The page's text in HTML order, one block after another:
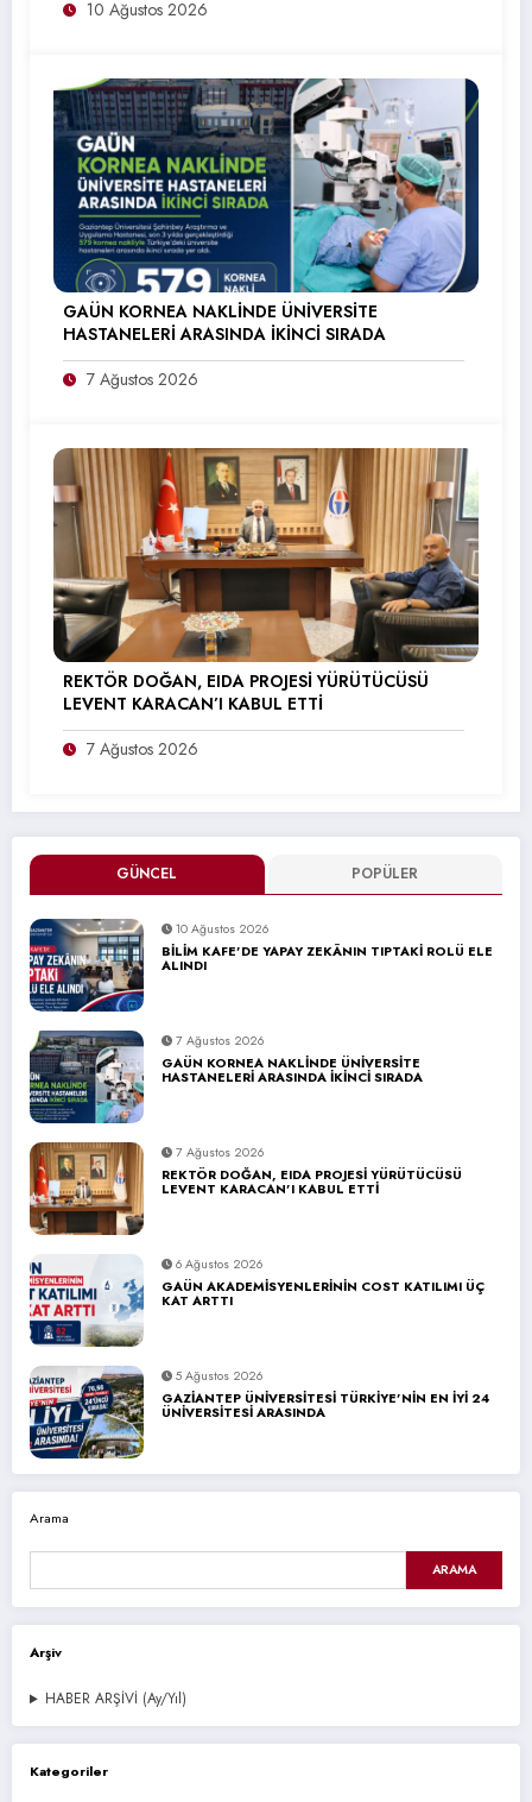
GÜNCEL POPÜLER
10 Ağustos 2026
BİLİM KAFE’DE YAPAY ZEKÂNIN TIPTAKİ ROLÜ ELE
ALINDI
7 Ağustos 2026
GAÜN KORNEA NAKLİNDE ÜNİVERSİTE
HASTANELERİ ARASINDA İKİNCİ SIRADA
7 Ağustos 2026
REKTÖR DOĞAN, EIDA PROJESİ YÜRÜTÜCÜSÜ
LEVENT KARACAN’I KABUL ETTİ
6 Ağustos 2026
GAÜN AKADEMİSYENLERİNİN COST KATILIMI ÜÇ
KAT ARTTI
5 Ağustos 2026
GAZİANTEP ÜNİVERSİTESİ TÜRKİYE’NİN EN İYİ 24
ÜNİVERSİTESİ ARASINDA
Arama
ARAMA
Arşiv
HABER ARŞİVİ (Ay/Yıl)
Kategoriler
10 Ağustos 2026
GAÜN KORNEA NAKLİNDE ÜNİVERSİTE
HASTANELERİ ARASINDA İKİNCİ SIRADA
7 Ağustos 2026
REKTÖR DOĞAN, EIDA PROJESİ YÜRÜTÜCÜSÜ
LEVENT KARACAN’I KABUL ETTİ
7 Ağustos 2026